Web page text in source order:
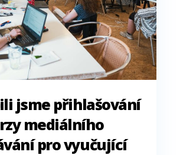
jsme přihlašování
mediálního
pro vyučující